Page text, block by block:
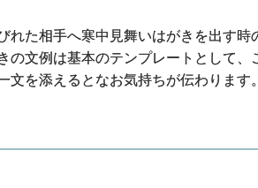
れた相手へ寒中見舞いはがきを出す時
の文例は基本のテンプレートとして、
文を添えるとなお気持ちが伝わります。